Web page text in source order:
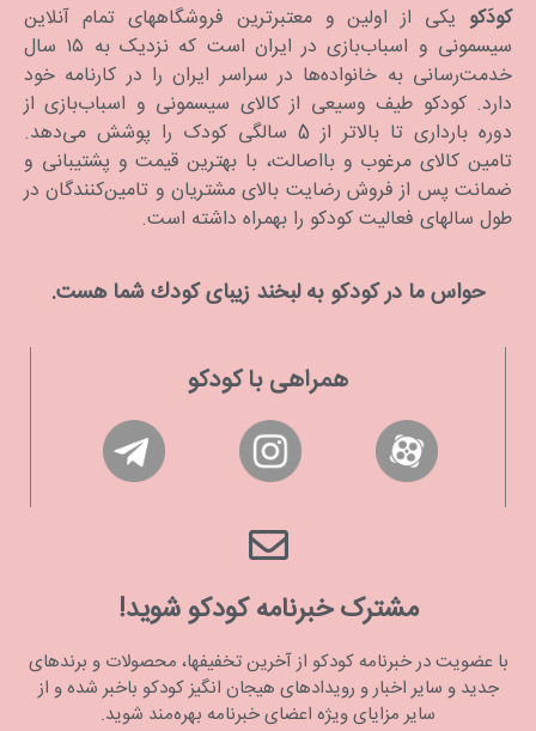
کودَکو یکی از اولین و معتبرترین فروشگاههای تمام آنلاین
سیسمونی و اسباب‌بازی در ایران است که نزدیک به ۱۵ سال
خدمت‌رسانی به خانواده‌ها در سراسر ایران را در کارنامه خود
دارد. كودكو طیف وسیعی از کالای سیسمونی و اسباب‌بازی از
دوره بارداری تا بالاتر از 5 سالگی کودک را پوشش می‌دهد.
تامین کالای مرغوب و بااصالت، با بهترین قیمت و پشتیبانی و
ضمانت پس از فروش رضایت بالای مشتریان و تامین‌کنندگان در
طول سالهای فعالیت کودکو را بهمراه داشته است.
حواس ما در كودكو به لبخند زیبای كودك شما هست.
همراهی با کودکو
مشترک خبرنامه کودکو شوید!
با عضویت در خبرنامه کودکو از آخرین تخفیفها، محصولات و برندهای
جدید و سایر اخبار و رویدادهای هیجان انگیز کودکو باخبر شده و از
سایر مزایای ویژه اعضای خبرنامه بهره‌مند شوید.